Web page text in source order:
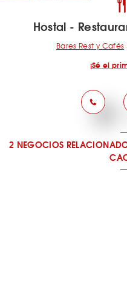
Hostal -
Bares Rest y Cafés
¡Sé el
2 NEGOCIOS